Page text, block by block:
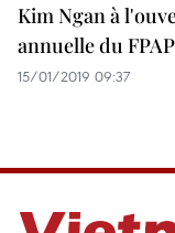
Kim Ngan à
annuelle du
15/01/2019 09:37